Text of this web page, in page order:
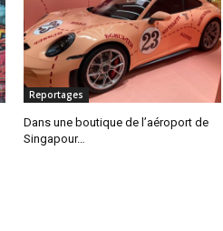
Reportages
Dans une boutique de l’aéroport de
Singapour…